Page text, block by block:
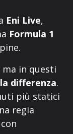
Eni Live,
Formula 1
ma in questi
differenza.
più statici
regia